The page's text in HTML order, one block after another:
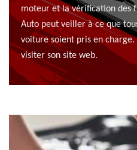
moteur et la vérification des
Auto peut veiller à ce que
voiture soient pris en
visiter son site web.